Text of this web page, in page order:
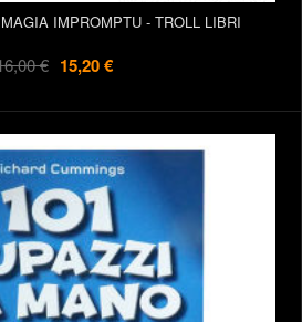
IMPROMPTU - TROLL LIBRI
€ 15,20 €